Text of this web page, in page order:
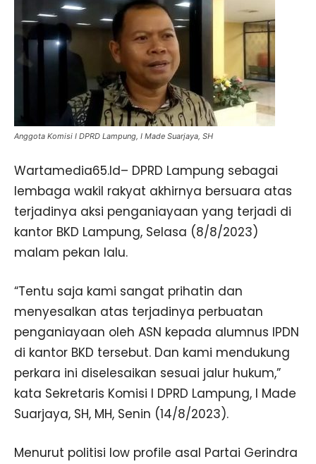
Anggota Komisi I DPRD Lampung, I Made Suarjaya, SH
Wartamedia65.Id– DPRD Lampung sebagai
lembaga wakil rakyat akhirnya bersuara atas
terjadinya aksi penganiayaan yang terjadi di
kantor BKD Lampung, Selasa (8/8/2023)
malam pekan lalu.
“Tentu saja kami sangat prihatin dan
menyesalkan atas terjadinya perbuatan
penganiayaan oleh ASN kepada alumnus IPDN
di kantor BKD tersebut. Dan kami mendukung
perkara ini diselesaikan sesuai jalur hukum,”
kata Sekretaris Komisi I DPRD Lampung, I Made
Suarjaya, SH, MH, Senin (14/8/2023).
Menurut politisi low profile asal Partai Gerindra